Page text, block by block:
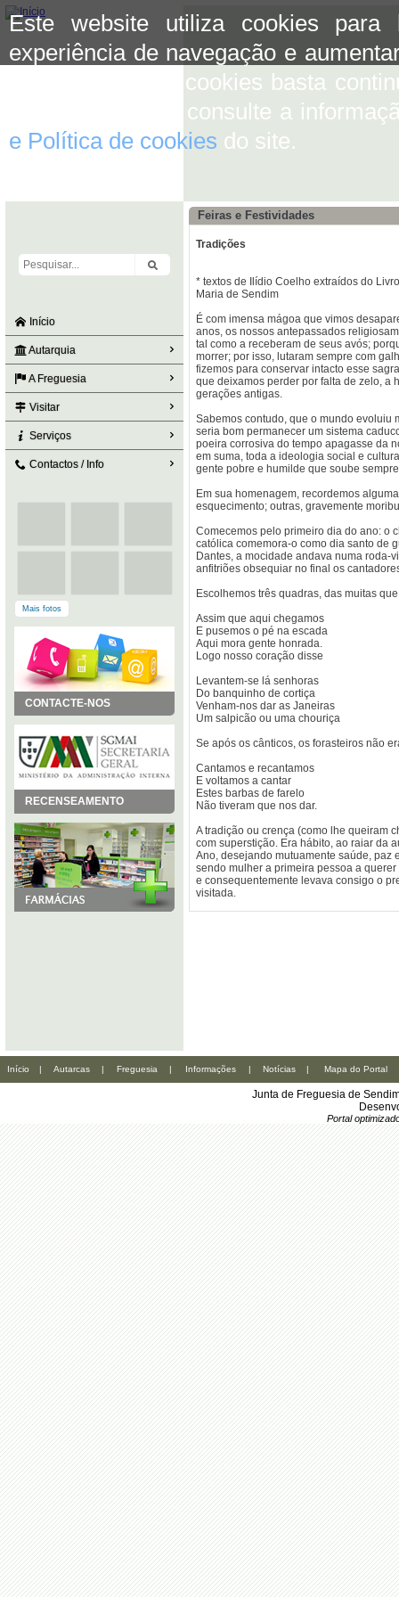
Este website utiliza cookies para
experiência de navegação e
aceitar o uso de cookies basta
mais informação consulte a
e Política de cookies do site.
Início
Autarquia
A Freguesia
Visitar
Serviços
Contactos / Info
Mais fotos
CONTACTE-NOS
RECENSEAMENTO
Feiras e Festividades
Tradições
* textos de Ilídio Coelho extraídos do
Maria de Sendim
É com imensa mágoa que vimos
anos, os nossos antepassados
tal como a receberam de seus avós;
morrer; por isso, lutaram sempre com
fizemos para conservar intacto esse
que deixamos perder por falta de zelo, a
gerações antigas.
Sabemos contudo, que o mundo evoluiu
seria bom permanecer um sistema
poeira corrosiva do tempo apagasse da
em suma, toda a ideologia social e
gente pobre e humilde que soube
Em sua homenagem, recordemos
esquecimento; outras, gravemente
Comecemos pelo primeiro dia do ano: o
católica comemora-o como dia santo de
Dantes, a mocidade andava numa roda-
anfitriões obsequiar no final os
Escolhemos três quadras, das muitas
Assim que aqui chegamos
E pusemos o pé na escada
Aqui mora gente honrada.
Logo nosso coração disse
Levantem-se lá senhoras
Do banquinho de cortiça
Venham-nos dar as Janeiras
Um salpicão ou uma chouriça
Se após os cânticos, os forasteiros não
Cantamos e recantamos
E voltamos a cantar
Estes barbas de farelo
Não tiveram que nos dar.
A tradição ou crença (como lhe queiram
com superstição. Era hábito, ao raiar da
Ano, desejando mutuamente saúde, paz
sendo mulher a primeira pessoa a
e consequentemente levava consigo o
visitada.
Início | Autarcas | Freguesia | Informações | Notícias | Mapa do Portal
Junta de Freguesia de
Portal